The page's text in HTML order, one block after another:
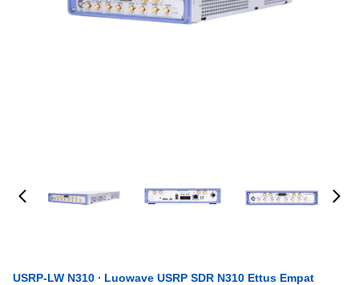
USRP-LW N310 ∙ Luowave USRP SDR N310 Ettus Empat